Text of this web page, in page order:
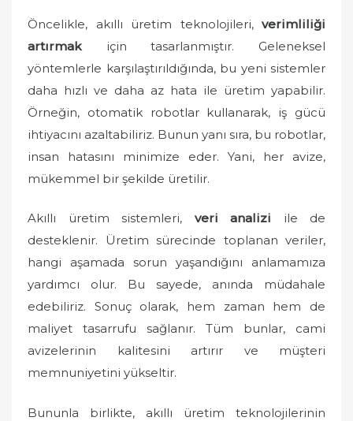
Öncelikle, akıllı üretim teknolojileri, verimliliği
artırmak için tasarlanmıştır. Geleneksel
yöntemlerle karşılaştırıldığında, bu yeni sistemler
daha hızlı ve daha az hata ile üretim yapabilir.
Örneğin, otomatik robotlar kullanarak, iş gücü
ihtiyacını azaltabiliriz. Bunun yanı sıra, bu robotlar,
insan hatasını minimize eder. Yani, her avize,
mükemmel bir şekilde üretilir.
Akıllı üretim sistemleri, veri analizi ile de
desteklenir. Üretim sürecinde toplanan veriler,
hangi aşamada sorun yaşandığını anlamamıza
yardımcı olur. Bu sayede, anında müdahale
edebiliriz. Sonuç olarak, hem zaman hem de
maliyet tasarrufu sağlanır. Tüm bunlar, cami
avizelerinin kalitesini artırır ve müşteri
memnuniyetini yükseltir.
Bununla birlikte, akıllı üretim teknolojilerinin